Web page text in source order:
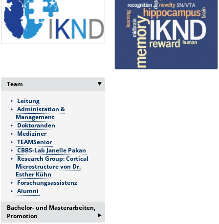
Team ‣
Leitung
Administation &
Management
Doktoranden
Mediziner
TEAMSenior
CBBS-Lab Janelle Pakan
Research Group: Cortical
Microstructure von Dr.
Esther Kühn
Forschungsassistenz
Alumni
Bachelor- und Masterarbeiten,
Promotion
‣